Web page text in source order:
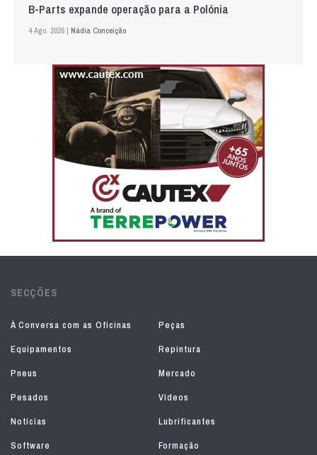
B-Parts expande operação para a Polónia
4 Ago. 2026 | Nádia Conceição
SECÇÕES
À Conversa com as Oficinas
Peças
Equipamentos
Repintura
Pneus
Mercado
Pesados
Vídeos
Notícias
Lubrificantes
Software
Formação